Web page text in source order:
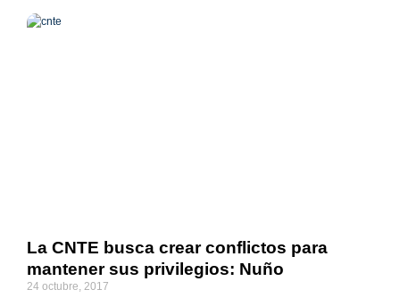
La CNTE busca crear conflictos para
mantener sus privilegios: Nuño
24 octubre, 2017